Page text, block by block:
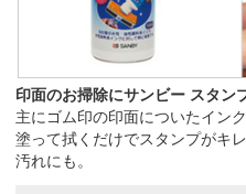
印面のお掃除にサンビー スタン
主にゴム印の印面についたイン
塗って拭くだけでスタンプがキ
汚れにも。